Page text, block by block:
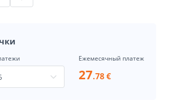
Ежемесячный платеж
27.78 €